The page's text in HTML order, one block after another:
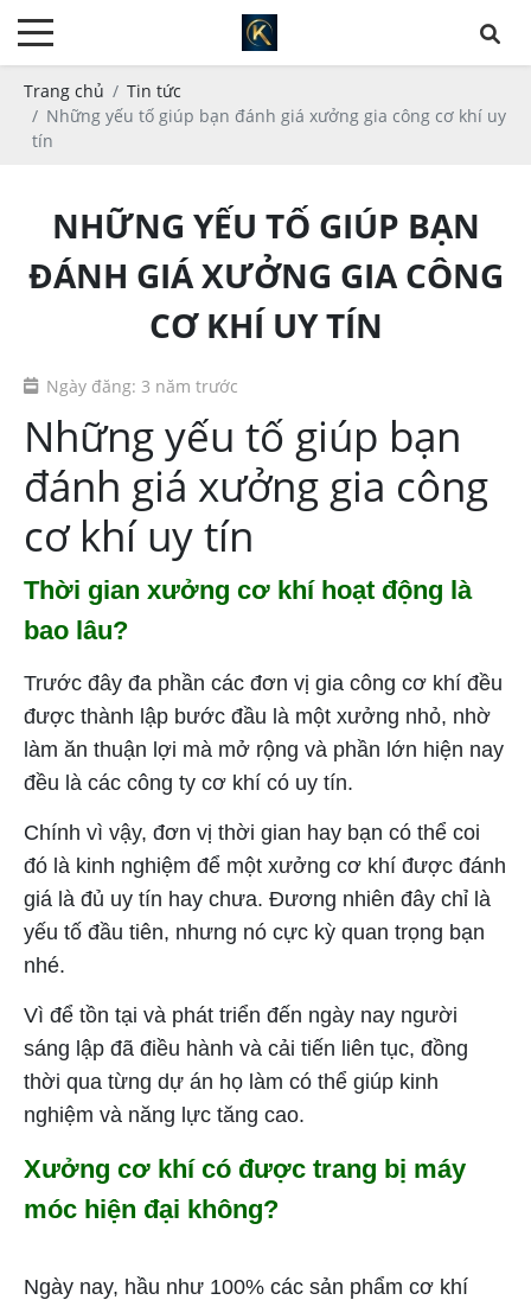
Trang chủ
Tin tức
Những yếu tố giúp bạn đánh giá xưởng gia công cơ khí uy
tín
NHỮNG YẾU TỐ GIÚP BẠN
ĐÁNH GIÁ XƯỞNG GIA CÔNG
CƠ KHÍ UY TÍN
Ngày đăng: 3 năm trước
Những yếu tố giúp bạn
đánh giá xưởng gia công
cơ khí uy tín
Thời gian xưởng cơ khí hoạt động là
bao lâu?
Trước đây đa phần các đơn vị gia công cơ khí đều
được thành lập bước đầu là một xưởng nhỏ, nhờ
làm ăn thuận lợi mà mở rộng và phần lớn hiện nay
đều là các công ty cơ khí có uy tín.
Chính vì vậy, đơn vị thời gian hay bạn có thể coi
đó là kinh nghiệm để một xưởng cơ khí được đánh
giá là đủ uy tín hay chưa. Đương nhiên đây chỉ là
yếu tố đầu tiên, nhưng nó cực kỳ quan trọng bạn
nhé.
Vì để tồn tại và phát triển đến ngày nay người
sáng lập đã điều hành và cải tiến liên tục, đồng
thời qua từng dự án họ làm có thể giúp kinh
nghiệm và năng lực tăng cao.
Xưởng cơ khí có được trang bị máy
móc hiện đại không?
Ngày nay, hầu như 100% các sản phẩm cơ khí